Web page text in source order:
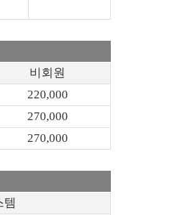
비회원
220,000
270,000
270,000
템